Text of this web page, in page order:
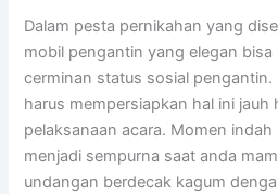
Dalam pesta pernikahan yang
mobil pengantin yang elegan bisa
cerminan status sosial pengantin.
harus mempersiapkan hal ini jauh
pelaksanaan acara. Momen indah
menjadi sempurna saat anda
undangan berdecak kagum